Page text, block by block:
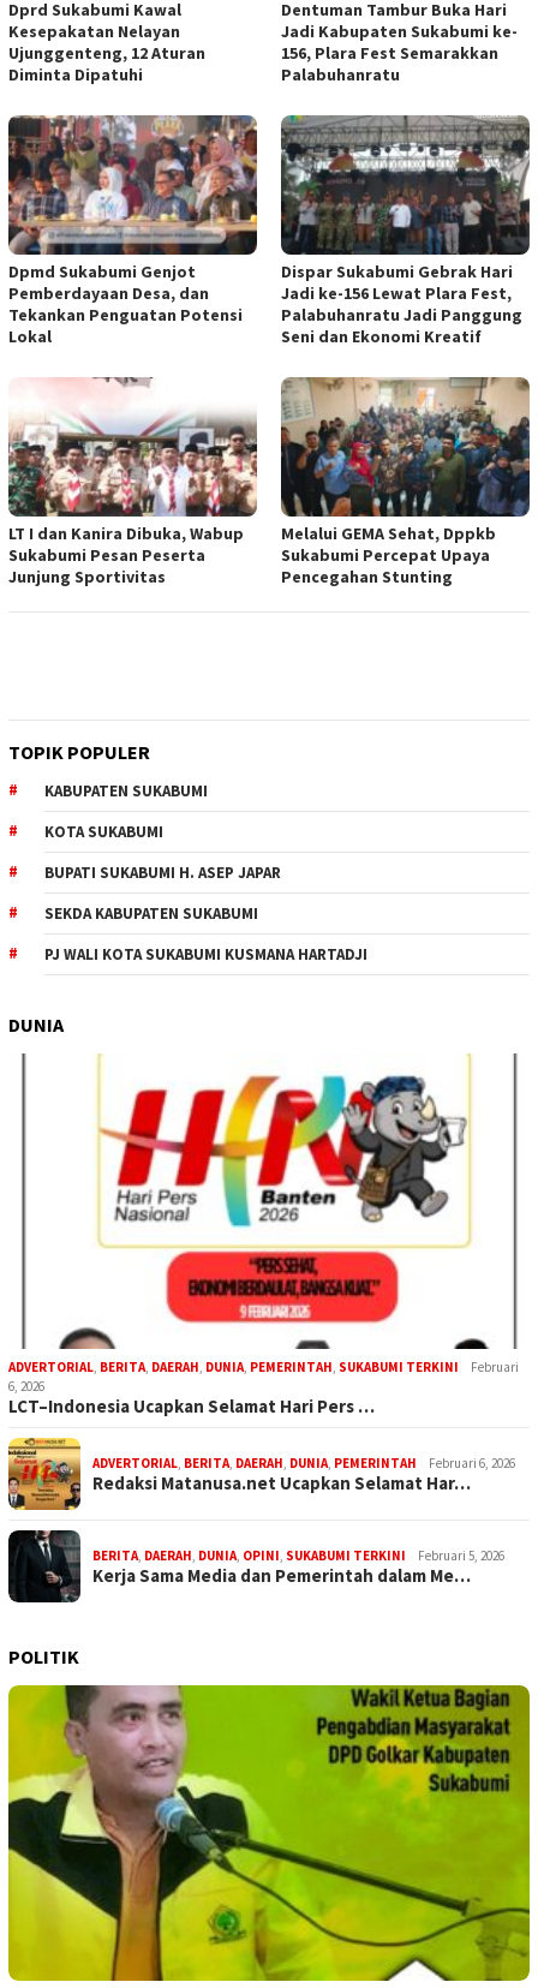
Dprd Sukabumi Kawal
Kesepakatan Nelayan
Ujunggenteng, 12 Aturan
Diminta Dipatuhi
Dentuman Tambur Buka Hari
Jadi Kabupaten Sukabumi ke-
156, Plara Fest Semarakkan
Palabuhanratu
Dpmd Sukabumi Genjot
Pemberdayaan Desa, dan
Tekankan Penguatan Potensi
Lokal
Dispar Sukabumi Gebrak Hari
Jadi ke-156 Lewat Plara Fest,
Palabuhanratu Jadi Panggung
Seni dan Ekonomi Kreatif
LT I dan Kanira Dibuka, Wabup
Sukabumi Pesan Peserta
Junjung Sportivitas
Melalui GEMA Sehat, Dppkb
Sukabumi Percepat Upaya
Pencegahan Stunting
TOPIK POPULER
KABUPATEN SUKABUMI
KOTA SUKABUMI
BUPATI SUKABUMI H. ASEP JAPAR
SEKDA KABUPATEN SUKABUMI
PJ WALI KOTA SUKABUMI KUSMANA HARTADJI
DUNIA
ADVERTORIAL, BERITA, DAERAH, DUNIA, PEMERINTAH, SUKABUMI TERKINI
Februari
6, 2026
LCT–Indonesia Ucapkan Selamat Hari Pers …
ADVERTORIAL, BERITA, DAERAH, DUNIA, PEMERINTAH Februari 6, 2026
Redaksi Matanusa.net Ucapkan Selamat Har…
BERITA, DAERAH, DUNIA, OPINI, SUKABUMI TERKINI Februari 5, 2026
Kerja Sama Media dan Pemerintah dalam Me…
POLITIK